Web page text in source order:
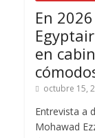
En
en
octubre 15,
Entrevista a
Mohawad